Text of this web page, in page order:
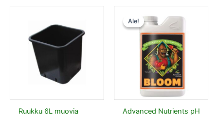
Ruukku 6L muovia
Ale!
Ale!
Advanced Nutrients pH
hinta
oli:
13,50 €.
hinta
on:
12,15 €.